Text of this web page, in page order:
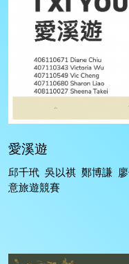
愛溪遊
邱千玳 吳以祺 鄭博謙
意旅遊競賽